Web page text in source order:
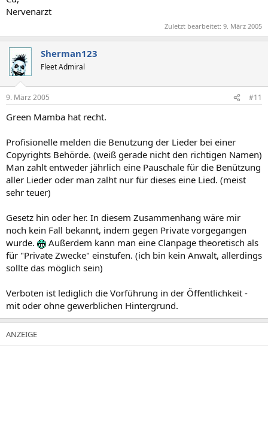
Nervenarzt
Zuletzt bearbeitet: 9. März 2005
Sherman123
Fleet Admiral
9. März 2005 #11
Green Mamba hat recht.
Profisionelle melden die Benutzung der Lieder bei einer
Copyrights Behörde. (weiß gerade nicht den richtigen Namen)
Man zahlt entweder jährlich eine Pauschale für die Benützung
aller Lieder oder man zalht nur für dieses eine Lied. (meist
sehr teuer)
Gesetz hin oder her. In diesem Zusammenhang wäre mir
noch kein Fall bekannt, indem gegen Private vorgegangen
wurde.
Außerdem kann man eine Clanpage theoretisch als
für "Private Zwecke" einstufen. (ich bin kein Anwalt, allerdings
sollte das möglich sein)
Verboten ist lediglich die Vorführung in der Öffentlichkeit -
mit oder ohne gewerblichen Hintergrund.